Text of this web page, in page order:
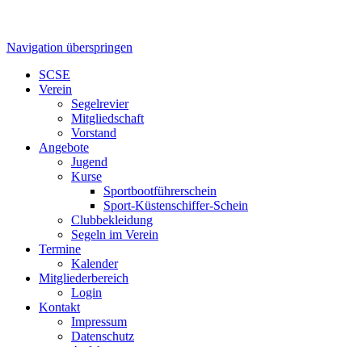
Navigation überspringen
SCSE
Verein
Segelrevier
Mitgliedschaft
Vorstand
Angebote
Jugend
Kurse
Sportbootführerschein
Sport-Küstenschiffer-Schein
Clubbekleidung
Segeln im Verein
Termine
Kalender
Mitgliederbereich
Login
Kontakt
Impressum
Datenschutz